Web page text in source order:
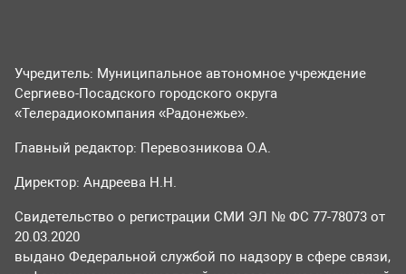
Учредитель: Муниципальное автономное учреждение
Сергиево-Посадского городского округа
«Телерадиокомпания «Радонежье».
Главный редактор: Перевозникова О.А.
Директор: Андреева Н.Н.
Свидетельство о регистрации СМИ ЭЛ № ФС 77-78073 от
20.03.2020
выдано Федеральной службой по надзору в сфере связи,